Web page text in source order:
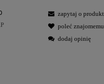
zapytaj o produkt
poleć znajomemu
dodaj opinię